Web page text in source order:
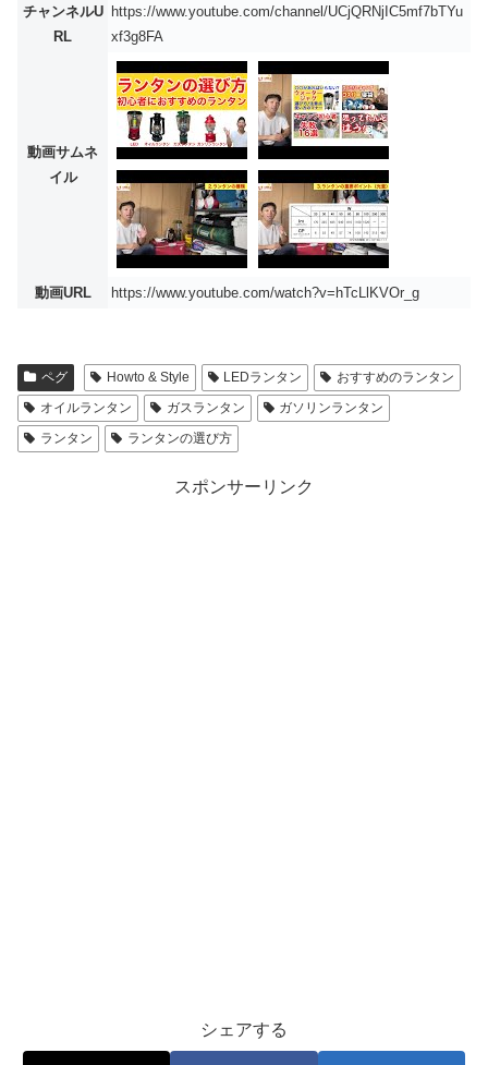
チャンネルU
RL
https://www.youtube.com/channel/UCjQRNjIC5mf7bTYu
xf3g8FA
動画サムネ
イル
動画URL https://www.youtube.com/watch?v=hTcLlKVOr_g
ペグ Howto & Style LEDランタン
おすすめのランタン
オイルランタン
ガスランタン
ガソリンランタン
ランタン
ランタンの選び方
スポンサーリンク
シェアする